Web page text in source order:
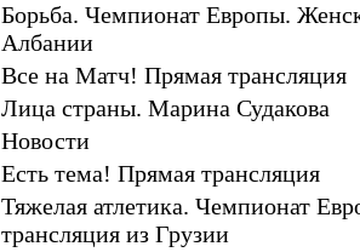
Борьба. Чемпионат Европы.
Албании
Все на Матч! Прямая трансляция
Лица страны. Марина Судакова
Новости
Есть тема! Прямая трансляция
Тяжелая атлетика. Чемпионат
трансляция из Грузии